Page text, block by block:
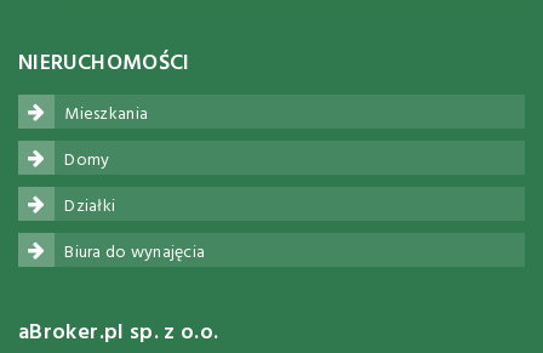
NIERUCHOMOŚCI
Mieszkania
Domy
Działki
Biura do wynajęcia
aBroker.pl sp. z o.o.